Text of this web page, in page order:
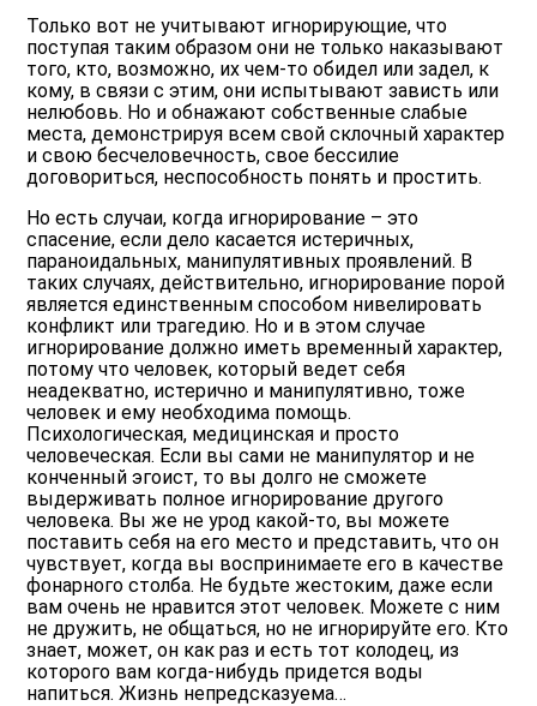
Только вот не учитывают игнорирующие, что
поступая таким образом они не только наказывают
того, кто, возможно, их чем-то обидел или задел, к
кому, в связи с этим, они испытывают зависть или
нелюбовь. Но и обнажают собственные слабые
места, демонстрируя всем свой склочный характер
и свою бесчеловечность, свое бессилие
договориться, неспособность понять и простить.
Но есть случаи, когда игнорирование – это
спасение, если дело касается истеричных,
параноидальных, манипулятивных проявлений. В
таких случаях, действительно, игнорирование порой
является единственным способом нивелировать
конфликт или трагедию. Но и в этом случае
игнорирование должно иметь временный характер,
потому что человек, который ведет себя
неадекватно, истерично и манипулятивно, тоже
человек и ему необходима помощь.
Психологическая, медицинская и просто
человеческая. Если вы сами не манипулятор и не
конченный эгоист, то вы долго не сможете
выдерживать полное игнорирование другого
человека. Вы же не урод какой-то, вы можете
поставить себя на его место и представить, что он
чувствует, когда вы воспринимаете его в качестве
фонарного столба. Не будьте жестоким, даже если
вам очень не нравится этот человек. Можете с ним
не дружить, не общаться, но не игнорируйте его. Кто
знает, может, он как раз и есть тот колодец, из
которого вам когда-нибудь придется воды
напиться. Жизнь непредсказуема…